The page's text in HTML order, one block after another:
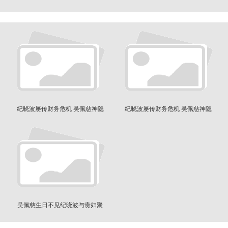
纪晓波屡传财务危机 吴佩慈神隐
纪晓波屡传财务危机 吴佩慈神隐
吴佩慈生日不见纪晓波与贵妇聚